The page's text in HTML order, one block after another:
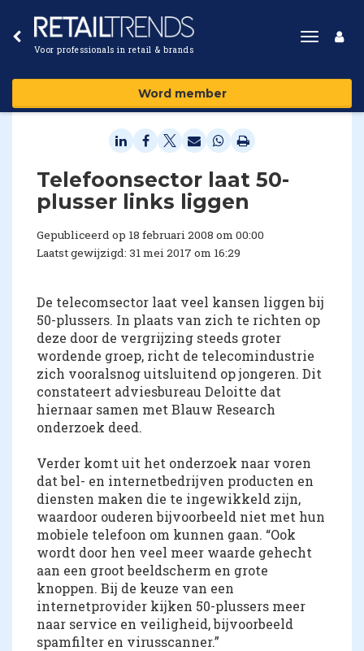
Voor professionals in retail & brands
Toggle
Word member
Telefoonsector laat 50-
plusser links liggen
Gepubliceerd op 18 februari 2008 om 00:00
Laatst gewijzigd: 31 mei 2017 om 16:29
De telecomsector laat veel kansen liggen bij
50-plussers. In plaats van zich te richten op
deze door de vergrijzing steeds groter
wordende groep, richt de telecomindustrie
zich vooralsnog uitsluitend op jongeren. Dit
constateert adviesbureau Deloitte dat
hiernaar samen met Blauw Research
onderzoek deed.
Verder komt uit het onderzoek naar voren
dat bel- en internetbedrijven producten en
diensten maken die te ingewikkeld zijn,
waardoor ouderen bijvoorbeeld niet met hun
mobiele telefoon om kunnen gaan. “Ook
wordt door hen veel meer waarde gehecht
aan een groot beeldscherm en grote
knoppen. Bij de keuze van een
internetprovider kijken 50-plussers meer
naar service en veiligheid, bijvoorbeeld
spamfilter en virusscanner.”